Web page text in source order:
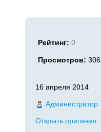
Рейтинг: 0
Просмотров:
16 апреля 2014
Администратор
Открыть оригинал